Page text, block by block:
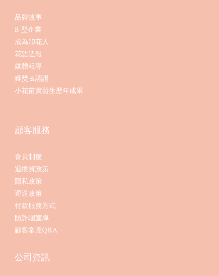
品牌故事
B 型企業
成為印花人
花語週報
媒體報導
獲獎＆認證
小花苗實習生歷年成果
顧客服務
會員制度
退換貨政策
隱私政策
運送政策
付款服務方式
防詐騙宣導
顧客常見Q&A
公司資訊